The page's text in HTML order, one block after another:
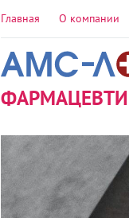
Главная О компании